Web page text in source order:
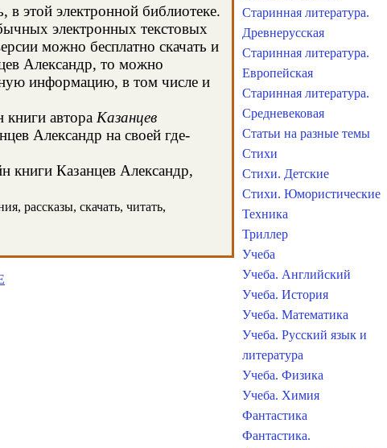
в этой электронной библиотеке.
электронных текстовых
можно бесплатно скачать и
Александр, то можно
информацию, в том числе и
автора Казанцев
Александр на своей где-
книги Казанцев Александр,
рассказы, скачать, читать,
Старинная литература.
Древнерусская
Старинная литература.
Европейская
Старинная литература.
Средневековая
Статьи на разные темы
Стихи
Стихи. Детские
Стихи. Юмористические
Техника
Триллер
Учеба
Учеба. Английский
Учеба. История
Учеба. Математика
Учеба. Русский язык и
литература
Учеба. Физика
Учеба. Химия
Фантастика
Фантастика.